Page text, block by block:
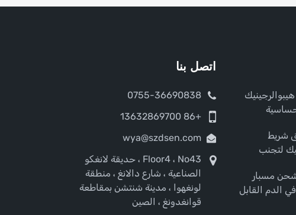
شريط
لتجنب
مسبار
الدم القابل
اتصل بنا
0755-36690838
+86 13632869700
wya@szdsen.com
Floor4 ، No43 ، حديقة لانغكو
الصناعية ، شارع دالانغ ، منطقة
لونغهوا ، مدينة شنتشن بمقاطعة
قوانغدونغ ، الصين